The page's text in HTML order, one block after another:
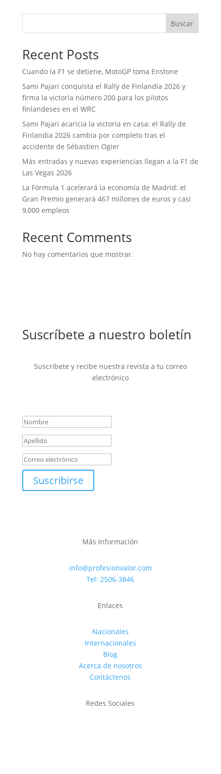
Buscar
Recent Posts
Cuando la F1 se detiene, MotoGP toma Enstone
Sami Pajari conquista el Rally de Finlandia 2026 y
firma la victoria número 200 para los pilotos
finlandeses en el WRC
Sami Pajari acaricia la victoria en casa: el Rally de
Finlandia 2026 cambia por completo tras el
accidente de Sébastien Ogier
Más entradas y nuevas experiencias llegan a la F1 de
Las Vegas 2026
La Fórmula 1 acelerará la economía de Madrid: el
Gran Premio generará 467 millones de euros y casi
9,000 empleos
Recent Comments
No hay comentarios que mostrar.
Suscríbete a nuestro boletín
Suscríbete y recibe nuestra revista a tu correo
electrónico
Suscribirse
Más Información
info@profesionvalor.com
Tel: 2506-3846
Enlaces
Nacionales
Internacionales
Blog
Acerca de nosotros
Contáctenos
Redes Sociales